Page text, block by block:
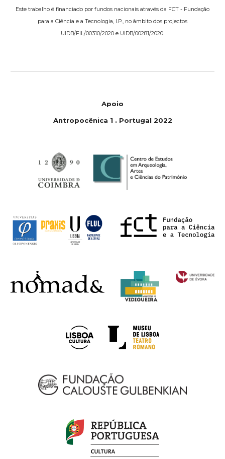
Este trabalho é financiado por fundos nacionais através da FCT - Fundação
para a Ciência e a Tecnologia, I.P., no âmbito dos projectos
UIDB/FIL/00310/2020 e UIDB/00281/2020.
Apoio
Antropocênica 1. Portugal 2022